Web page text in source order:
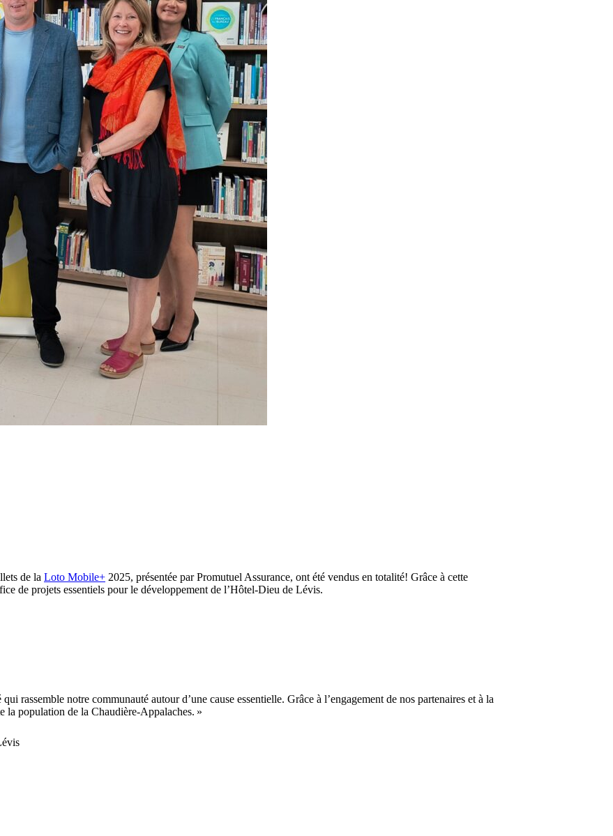
de la Loto Mobile+ 2025, présentée par Promutuel Assurance, ont été vendus en totalité! Grâce à cette
de projets essentiels pour le développement de l’Hôtel-Dieu de Lévis.
rassemble notre communauté autour d’une cause essentielle. Grâce à l’engagement de nos partenaires et à la
la population de la Chaudière-Appalaches. »